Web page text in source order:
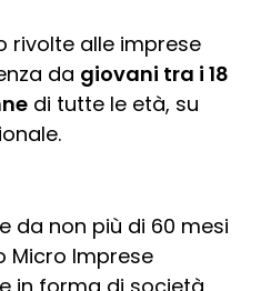
rivolte alle imprese
da giovani tra i 18
di tutte le età, su
da non più di 60 mesi
Micro Imprese